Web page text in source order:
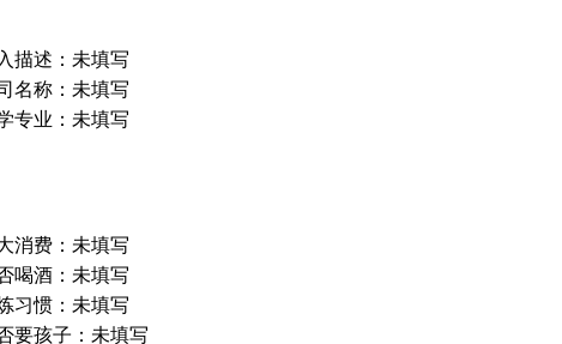
描述： 未填写
名称： 未填写
专业： 未填写
消费： 未填写
喝酒： 未填写
习惯： 未填写
要孩子： 未填写